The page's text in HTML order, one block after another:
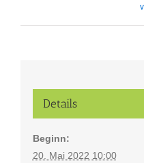
Details
Beginn:
20. Mai 2022 10:00